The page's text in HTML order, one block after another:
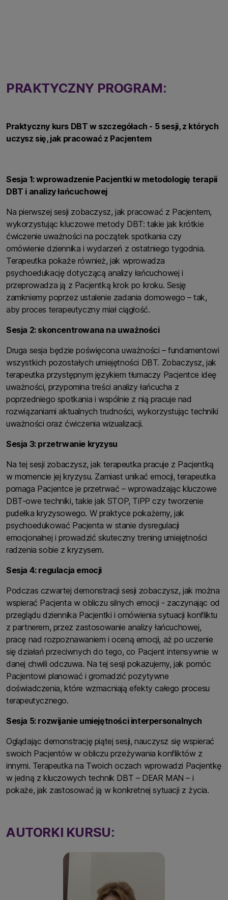
PRAKTYCZNY PROGRAM:
Praktyczny kurs DBT w szczegółach - 5 sesji, z których
uczysz się, jak pracować z Pacjentem
Sesja 1: wprowadzenie Pacjentki w metodologię terapii
DBT i analizy łańcuchowej
Na pierwszej sesji zobaczysz, jak pracować z Pacjentem,
wykorzystując kluczowe metody DBT: takie jak krótkie
ćwiczenie uważności na początek spotkania czy
omówienie dziennika i wydarzeń z ostatniego tygodnia.
Terapeutka pokaże również, jak wprowadza
psychoedukację dotyczącą analizy łańcuchowej i
przeprowadza ją z Pacjentką krok po kroku. Sesję
zamkniemy poprzez ustalenie zadania domowego – tak,
aby proces terapeutyczny miał ciągłość.
Sesja 2: skoncentrowana na uważności
Druga sesja będzie poświęcona uważności – fundamentowi
wszystkich pozostałych umiejętności DBT. Zobaczysz, jak
terapeutka przystępnym językiem tłumaczy Pacjentce ideę
uważności, przypomina treści analizy łańcucha z
poprzedniego spotkania i wspólnie z nią pracuje nad
rozwiązaniami aktualnych trudności, wykorzystując techniki
uważności oraz ćwiczenia wizualizacji.
Sesja 3: przetrwanie kryzysu
Na tej sesji zobaczysz, jak terapeutka pracuje z Pacjentką
w momencie jej kryzysu. Zamiast unikać emocji, terapeutka
pomaga Pacjentce je przetrwać – wprowadzając kluczowe
DBT-owe techniki, takie jak STOP, TiPP czy tworzenie
pudełka kryzysowego. W praktyce pokażemy, jak
psychoedukować Pacjenta w stanie dysregulacji
emocjonalnej i prowadzić skuteczny trening umiejętności
radzenia sobie z kryzysem.
Sesja 4: regulacja emocji
Podczas czwartej demonstracji sesji zobaczysz, jak można
wspierać Pacjenta w obliczu silnych emocji - zaczynając od
przeglądu dziennika Pacjentki i omówienia sytuacji konfliktu
z partnerem, przez zastosowanie analizy łańcuchowej,
pracę nad rozpoznawaniem i oceną emocji, aż po uczenie
się działań przeciwnych do tego, co Pacjent intensywnie w
danej chwili odczuwa. Na tej sesji pokazujemy, jak pomóc
Pacjentowi planować i gromadzić pozytywne
doświadczenia, które wzmacniają efekty całego procesu
terapeutycznego.
Sesja 5: rozwijanie umiejętności interpersonalnych
Oglądając demonstrację piątej sesji, nauczysz się wspierać
swoich Pacjentów w obliczu przeżywania konfliktów z
innymi. Terapeutka na Twoich oczach wprowadzi Pacjentkę
w jedną z kluczowych technik DBT – DEAR MAN – i
pokaże, jak zastosować ją w konkretnej sytuacji z życia.
AUTORKI KURSU: